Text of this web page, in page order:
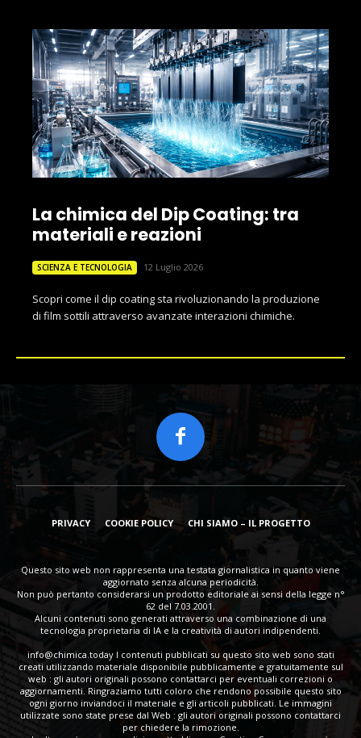
La chimica del Dip Coating: tra
materiali e reazioni
SCIENZA E TECNOLOGIA 12 Luglio 2026
Scopri come il dip coating sta rivoluzionando la produzione
di film sottili attraverso avanzate interazioni chimiche.
PRIVACY COOKIE POLICY CHI SIAMO – IL PROGETTO
Questo sito web non rappresenta una testata giornalistica in quanto viene
aggiornato senza alcuna periodicità.
Non può pertanto considerarsi un prodotto editoriale ai sensi della legge n°
62 del 7.03.2001.
Alcuni contenuti sono generati attraverso una combinazione di una
tecnologia proprietaria di IA e la creatività di autori indipendenti.
info@chimica.todayI contenuti pubblicati su questo sito web sono stati
creati utilizzando materiale disponibile pubblicamente e gratuitamente sul
web : gli autori originali possono contattarci per eventuali correzioni o
aggiornamenti. Ringraziamo tutti coloro che rendono possibile questo sito
ogni giorno inviandoci il materiale e gli articoli pubblicati. Le immagini
utilizzate sono state prese dal Web : gli autori originali possono contattarci
per chiedere la rimozione.